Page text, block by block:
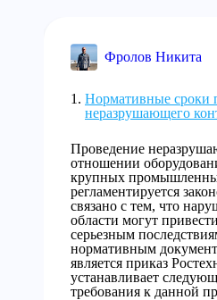
Фролов Никита
Нормативные сроки
неразрушающего
Проведение
отношении
крупных
регламентируется
связано с тем, что
области могут
серьезным
нормативным
является приказ
устанавливает
требования к данной